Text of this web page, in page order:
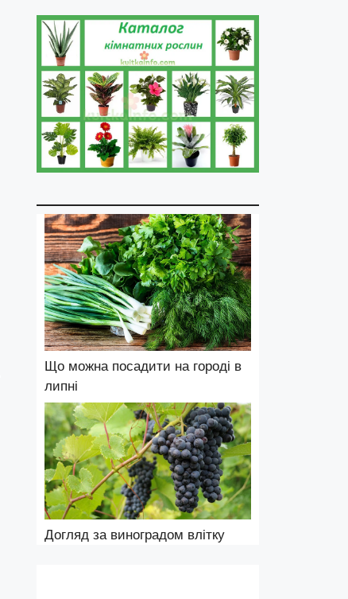
Що можна посадити на городі в
липні
Догляд за виноградом влітку